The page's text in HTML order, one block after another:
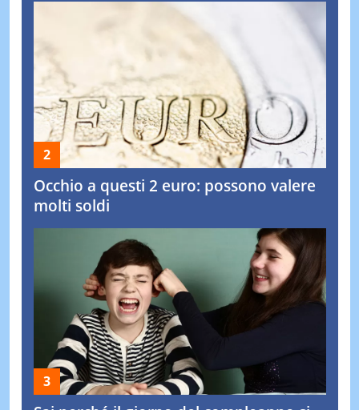
Occhio a questi 2 euro: possono valere
molti soldi